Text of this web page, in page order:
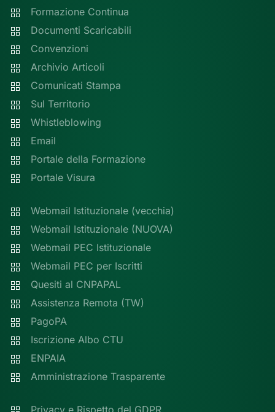
Formazione Continua
Documenti Scaricabili
Convenzioni
Archivio Articoli
Comunicati Stampa
Sul Territorio
Whistleblowing
Email
Portale della Formazione
Portale Visura
Webmail Istituzionale (vecchia)
Webmail Istituzionale (NUOVA)
Webmail PEC Istituzionale
Webmail PEC per Iscritti
Quesiti al CNPAPAL
Assistenza Remota (TW)
PagoPA
Iscrizione Albo CTU
ENPAIA
Amministrazione Trasparente
Privacy e Rispetto del GDPR